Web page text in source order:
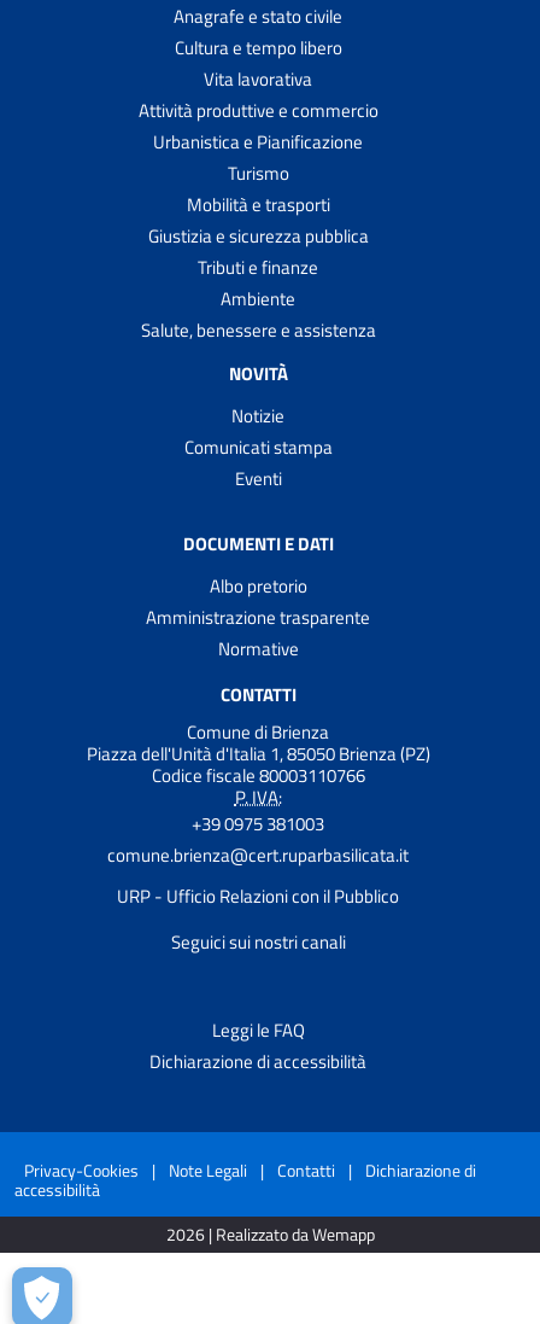
Anagrafe e stato civile
Cultura e tempo libero
Vita lavorativa
Attività produttive e commercio
Urbanistica e Pianificazione
Turismo
Mobilità e trasporti
Giustizia e sicurezza pubblica
Tributi e finanze
Ambiente
Salute, benessere e assistenza
NOVITÀ
Notizie
Comunicati stampa
Eventi
DOCUMENTI E DATI
Albo pretorio
Amministrazione trasparente
Normative
CONTATTI
Comune di Brienza
Piazza dell'Unità d'Italia 1, 85050 Brienza (PZ)
Codice fiscale 80003110766
P. IVA:
+39 0975 381003
comune.brienza@cert.ruparbasilicata.it
URP - Ufficio Relazioni con il Pubblico
Seguici sui nostri canali
Leggi le FAQ
Dichiarazione di accessibilità
Privacy-Cookies | Note Legali | Contatti | Dichiarazione di
accessibilità
2026 | Realizzato da Wemapp